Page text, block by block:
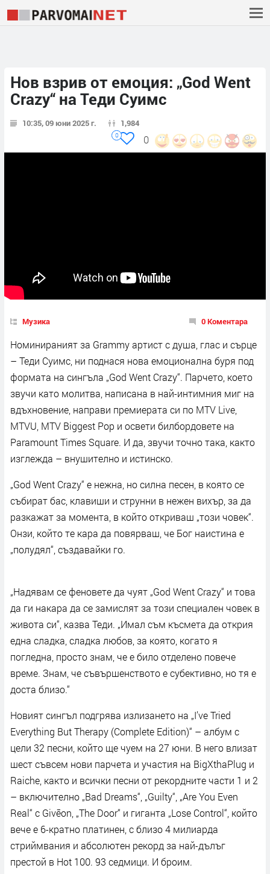
Нов взрив от емоция: „God Went
Crazy“ на Теди Суимс
10:35, 09 юни 2025 г. 1,984
0
0
Музика 0 Коментара
Номинираният за Grammy артист с душа, глас и сърце
– Теди Суимс, ни поднася нова емоционална буря под
формата на сингъла „God Went Crazy“. Парчето, което
звучи като молитва, написана в най-интимния миг на
вдъхновение, направи премиерата си по MTV Live,
MTVU, MTV Biggest Pop и освети билбордовете на
Paramount Times Square. И да, звучи точно така, както
изглежда – внушително и истинско.
„God Went Crazy“ е нежна, но силна песен, в която се
събират бас, клавиши и струнни в нежен вихър, за да
разкажат за момента, в който откриваш „този човек“.
Онзи, който те кара да повярваш, че Бог наистина е
„полудял“, създавайки го.
„Надявам се феновете да чуят „God Went Crazy“ и това
да ги накара да се замислят за този специален човек в
живота си“, казва Теди. „Имал съм късмета да открия
една сладка, сладка любов, за която, когато я
погледна, просто знам, че е било отделено повече
време. Знам, че съвършенството е субективно, но тя е
доста близо.“
Новият сингъл подгрява излизането на „I’ve Tried
Everything But Therapy (Complete Edition)“ – албум с
цели 32 песни, който ще чуем на 27 юни. В него влизат
шест съвсем нови парчета и участия на BigXthaPlug и
Raiche, както и всички песни от рекордните части 1 и 2
– включително „Bad Dreams“, „Guilty“, „Are You Even
Real“ с Givēon, „The Door“ и гиганта „Lose Control“, който
вече е 6-кратно платинен, с близо 4 милиарда
стриймвания и абсолютен рекорд за най-дълъг
престой в Hot 100. 93 седмици. И броим.